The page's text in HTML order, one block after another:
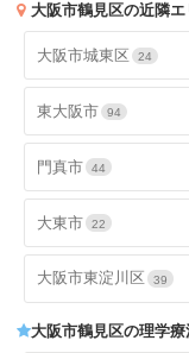
大阪市鶴見区の近隣エ
大阪市城東区 24
東大阪市 94
門真市 44
大東市 22
大阪市東淀川区 39
大阪市鶴見区の理学療